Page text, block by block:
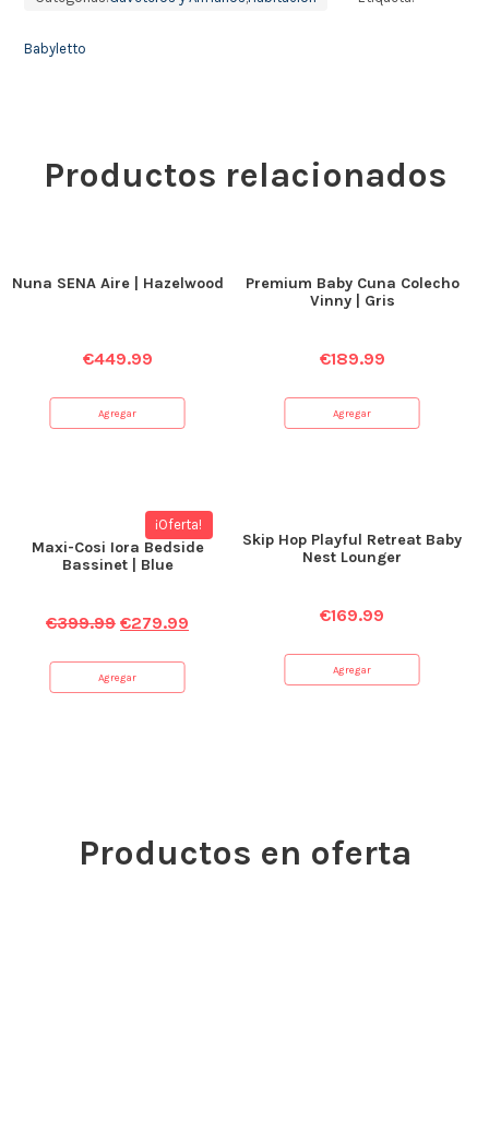
Babyletto
Productos relacionados
Nuna SENA Aire | Hazelwood
€449.99
Agregar
Premium Baby Cuna Colecho
Vinny | Gris
€189.99
Agregar
¡Oferta!
Maxi-Cosi Iora Bedside
Bassinet | Blue
€399.99 €279.99
Agregar
Skip Hop Playful Retreat Baby
Nest Lounger
€169.99
Agregar
Productos en oferta